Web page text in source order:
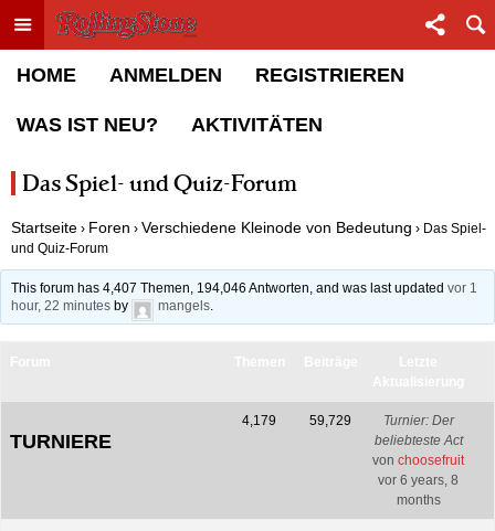
Toggle menu
Rolling Stone Forum
HOME ANMELDEN REGISTRIEREN
WAS IST NEU? AKTIVITÄTEN
Das Spiel- und Quiz-Forum
Startseite › Foren › Verschiedene Kleinode von Bedeutung › Das Spiel-
und Quiz-Forum
This forum has 4,407 Themen, 194,046 Antworten, and was last updatedvor 1
hour, 22 minutes by mangels.
TURNIERE
4,179 59,729
Turnier: Der
beliebteste Act
vonchoosefruit
vor 6 years, 8
months